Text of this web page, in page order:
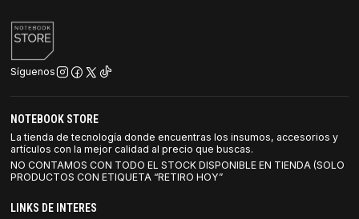
Síguenos
NOTEBOOK STORE
La tienda de tecnología donde encuentras los insumos, accesorios y
artículos con la mejor calidad al precio que buscas.
NO CONTAMOS CON TODO EL STOCK DISPONIBLE EN TIENDA (SOLO
PRODUCTOS CON ETIQUETA “RETIRO HOY”
LINKS DE INTERES